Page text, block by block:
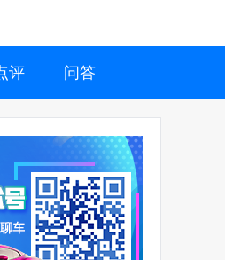
评 问答